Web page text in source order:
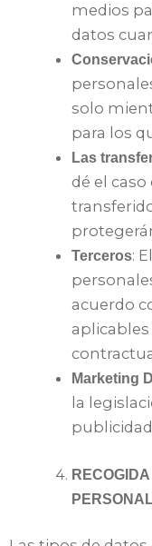
medios
datos
solo
para los
Las
dé el
Terceros:
acuerdo
Marketing
la